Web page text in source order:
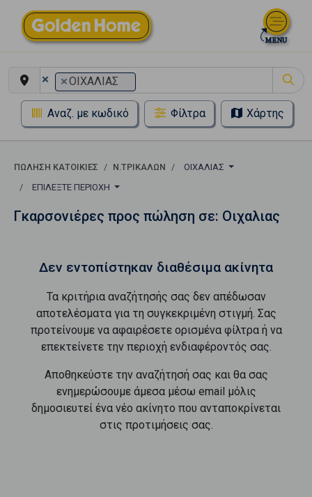
× ×ΟΙΧΑΛΙΑΣ
Αναζ. με κωδικό Φίλτρα Χάρτης
ΠΏΛΗΣΗ ΚΑΤΟΙΚΊΕΣ Ν.ΤΡΙΚΑΛΩΝ
ΟΙΧΑΛΙΑΣ
ΕΠΙΛΈΞΤΕ ΠΕΡΙΟΧΉ
Γκαρσονιέρες προς πώληση σε: Οιχαλιας
Δεν εντοπίστηκαν διαθέσιμα ακίνητα
Τα κριτήρια αναζήτησής σας δεν απέδωσαν
αποτελέσματα για τη συγκεκριμένη στιγμή. Σας
προτείνουμε να αφαιρέσετε ορισμένα φίλτρα ή να
επεκτείνετε την περιοχή ενδιαφέροντός σας.
Αποθηκεύστε την αναζήτησή σας και θα σας
ενημερώσουμε άμεσα μέσω email μόλις
δημοσιευτεί ένα νέο ακίνητο που ανταποκρίνεται
στις προτιμήσεις σας.